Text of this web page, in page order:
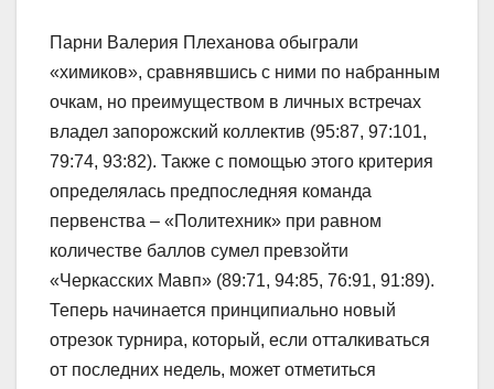
Парни Валерия Плеханова обыграли
«химиков», сравнявшись с ними по набранным
очкам, но преимуществом в личных встречах
владел запорожский коллектив (95:87, 97:101,
79:74, 93:82). Также с помощью этого критерия
определялась предпоследняя команда
первенства – «Политехник» при равном
количестве баллов сумел превзойти
«Черкасских Мавп» (89:71, 94:85, 76:91, 91:89).
Теперь начинается принципиально новый
отрезок турнира, который, если отталкиваться
от последних недель, может отметиться